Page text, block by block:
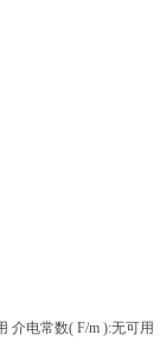
介电常数( F/m ):无可用